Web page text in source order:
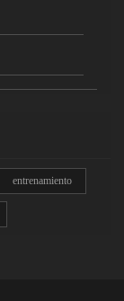
entrenamiento